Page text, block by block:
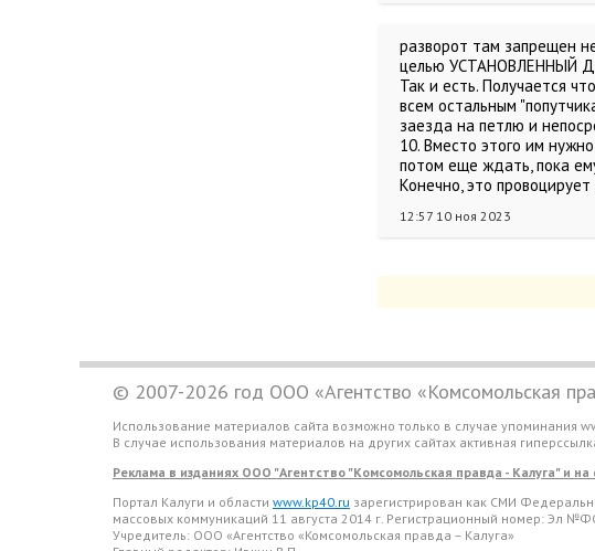
разворот там запрещен
целью УСТАНОВЛЕННЫЙ
Так и есть. Получается
всем остальным
заезда на петлю и
10. Вместо этого им
потом еще ждать, пока
Конечно, это
12:57 10 ноя 2023
© 2007-2026 год ООО «Агентство «Комсомольская
Использование материалов сайта возможно только в случае упоминания
В случае использования материалов на других сайтах активная
Реклама в изданиях ООО "Агентство "Комсомольская правда - Калуга" и на
Портал Калуги и области www.kp40.ru зарегистрирован как СМИ
массовых коммуникаций 11 августа 2014 г. Регистрационный номер: Эл
Учредитель: ООО «Агентство «Комсомольская правда – Калуга»